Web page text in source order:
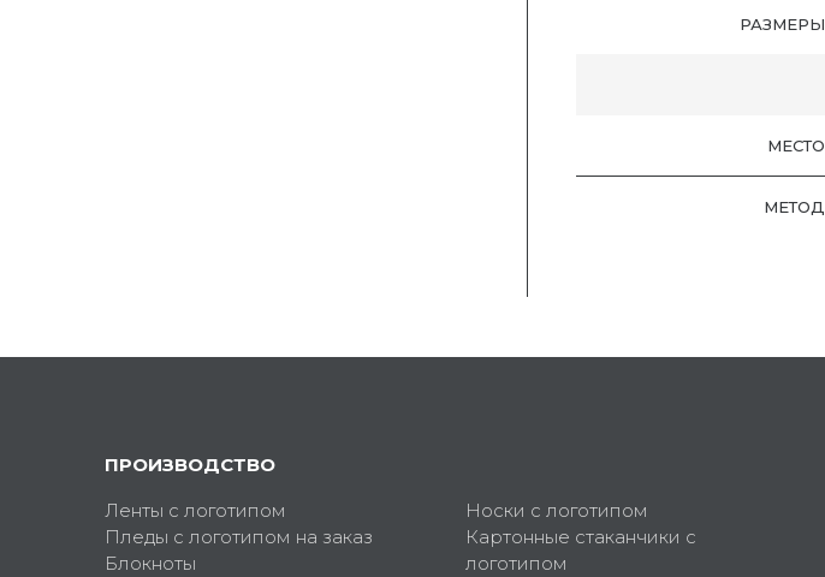
РАЗМЕРЫ
МЕСТО
МЕТОД
ПРОИЗВОДСТВО
Ленты с логотипом
Пледы с логотипом на заказ
Блокноты
Носки с логотипом
Картонные стаканчики с
логотипом